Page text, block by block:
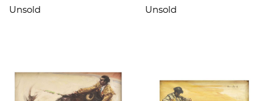
de mármol. Firmada
Unsold Unsold